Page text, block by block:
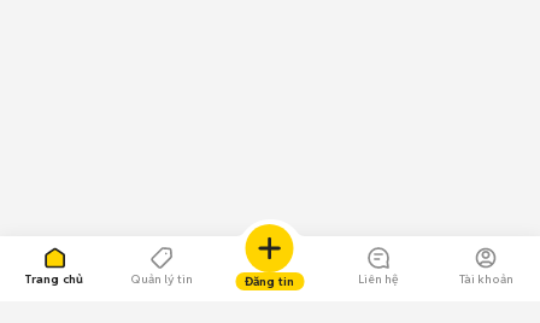
Trang chủ Quản lý tin Đăng tin Liên hệ Tài khoản